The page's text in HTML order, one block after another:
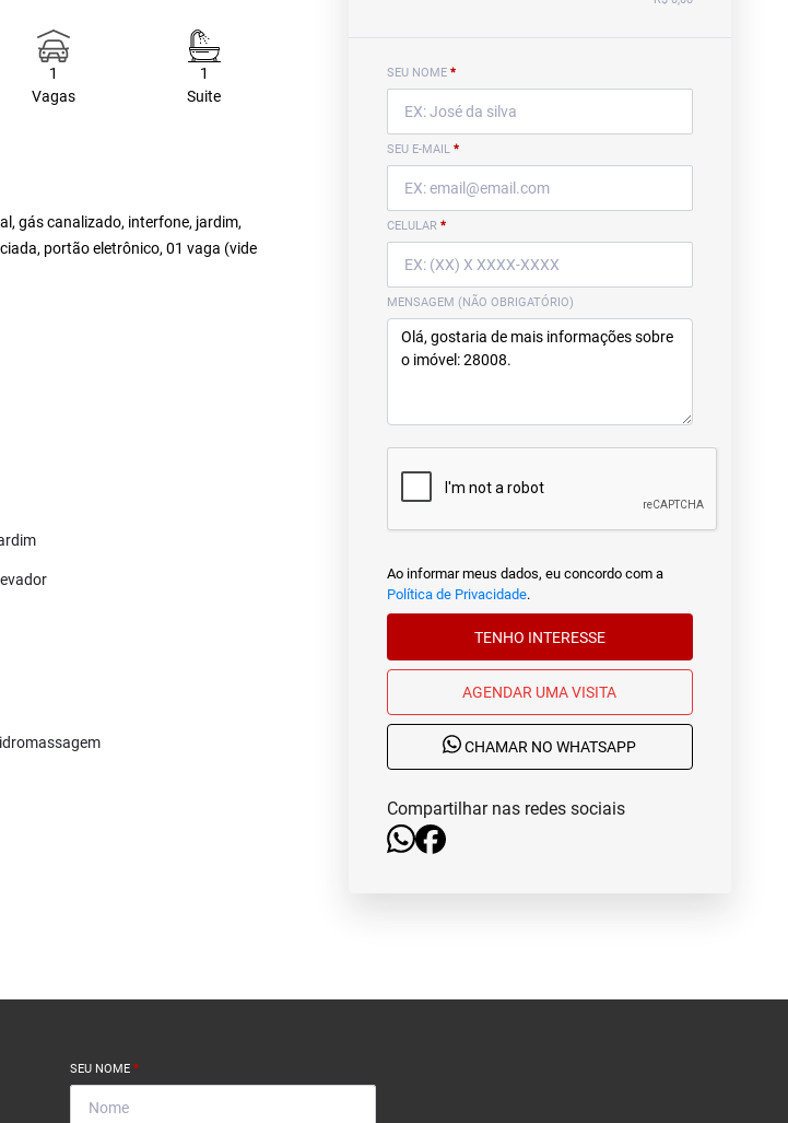
1
Vagas
1
Suite
gás canalizado, interfone, jardim,
portão eletrônico, 01 vaga (vide
SEU NOME *
SEU E-MAIL *
CELULAR *
MENSAGEM (NÃO OBRIGATÓRIO)
Ao informar meus dados, eu concordo com a
Política de Privacidade.
TENHO INTERESSE
AGENDAR UMA VISITA
CHAMAR NO WHATSAPP
Compartilhar nas redes sociais
SEU NOME *